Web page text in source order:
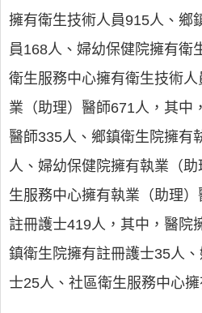
擁有衛生技術人員915人、鄉
員168人、婦幼保健院擁有衛
衛生服務中心擁有衛生技術
業（助理）醫師671人，其中
醫師335人、鄉鎮衛生院擁有
人、婦幼保健院擁有執業（
生服務中心擁有執業（助理
註冊護士419人，其中，醫院
鎮衛生院擁有註冊護士35人
士25人、社區衛生服務中心